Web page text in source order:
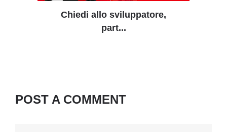
Chiedi allo sviluppatore,
part...
POST A COMMENT